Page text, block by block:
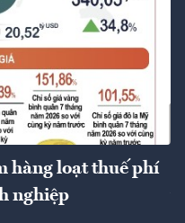
hàng loạt thuế phí
nghiệp